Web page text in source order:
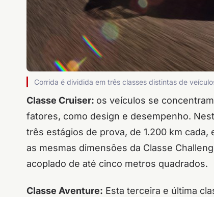
Corrida é dividida em três classes distintas de
Classe Cruiser: os veículos se
fatores, como design e desempenho.
três estágios de prova, de 1.200 km
as mesmas dimensões da Classe
acoplado de até cinco metros quadrados.
Classe Aventure: Esta terceira e última